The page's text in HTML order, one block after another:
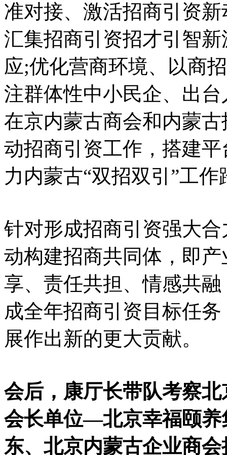
准对接、激活招商引资
汇集招商引资招才引智
应;优化营商环境、以商
注群体性中小民企、出
在京内蒙古商会和内蒙
动招商引资工作，搭建
力内蒙古“双招双引”工
针对形成招商引资强大合
动构建招商共同体，即
享、责任共担、情感共
成全年招商引资目标任
展作出新的更大贡献。
会后，康厅长带队考察
会长单位—北京幸福颐养
东、北京内蒙古企业商